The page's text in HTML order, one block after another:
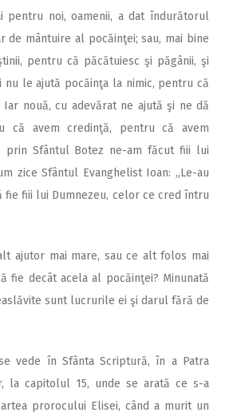
pentru noi, oamenii, a dat îndurătorul
de mântuire al pocăinţei; sau, mai bine
pentru că păcătuiesc şi păgânii, şi
nu le ajută pocăinţa la nimic, pentru că
nouă, cu adevărat ne ajută şi ne dă
că avem credinţă, pentru că avem
prin Sfântul Botez ne-am făcut fiii lui
zice Sfântul Evanghelist Ioan: „Le-au
fiii lui Dumnezeu, celor ce cred întru
ajutor mai mare, sau ce alt folos mai
fie decât acela al pocăinţei? Minunată
sunt lucrurile ei şi darul fără de
vede în Sfânta Scriptură, în a Patra
la capitolul 15, unde se arată ce s-a
prorocului Elisei, când a murit un